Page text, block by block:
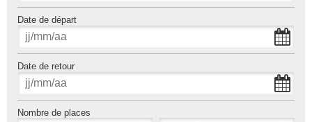
Date de départ
Date de retour
Nombre de places